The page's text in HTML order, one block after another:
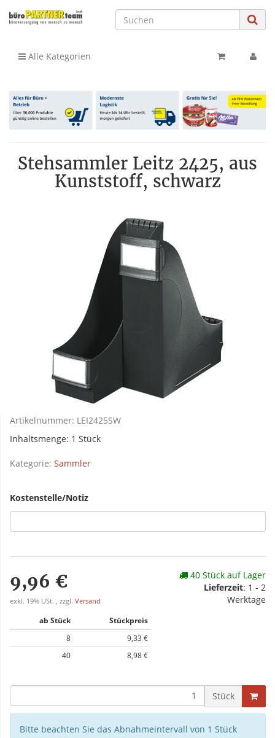
Alle Kategorien
Stehsammler Leitz 2425, aus
Kunststoff, schwarz
Artikelnummer: LEI2425SW
Inhaltsmenge: 1 Stück
Kategorie: Sammler
Kostenstelle/Notiz
9,96 €
exkl. 19% USt. , zzgl. Versand
ab Stück
Stückpreis
8
9,33 €
40
8,98 €
40 Stück auf Lager
Lieferzeit: 1 - 2
Werktage
Stück
Bitte beachten Sie das Abnahmeintervall von 1 Stück